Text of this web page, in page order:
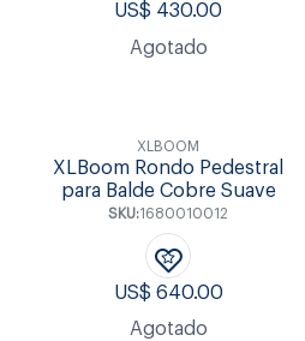
US$ 430.00
Agotado
XLBOOM
XLBoom Rondo Pedestral
para Balde Cobre Suave
SKU:1680010012
US$ 640.00
Agotado